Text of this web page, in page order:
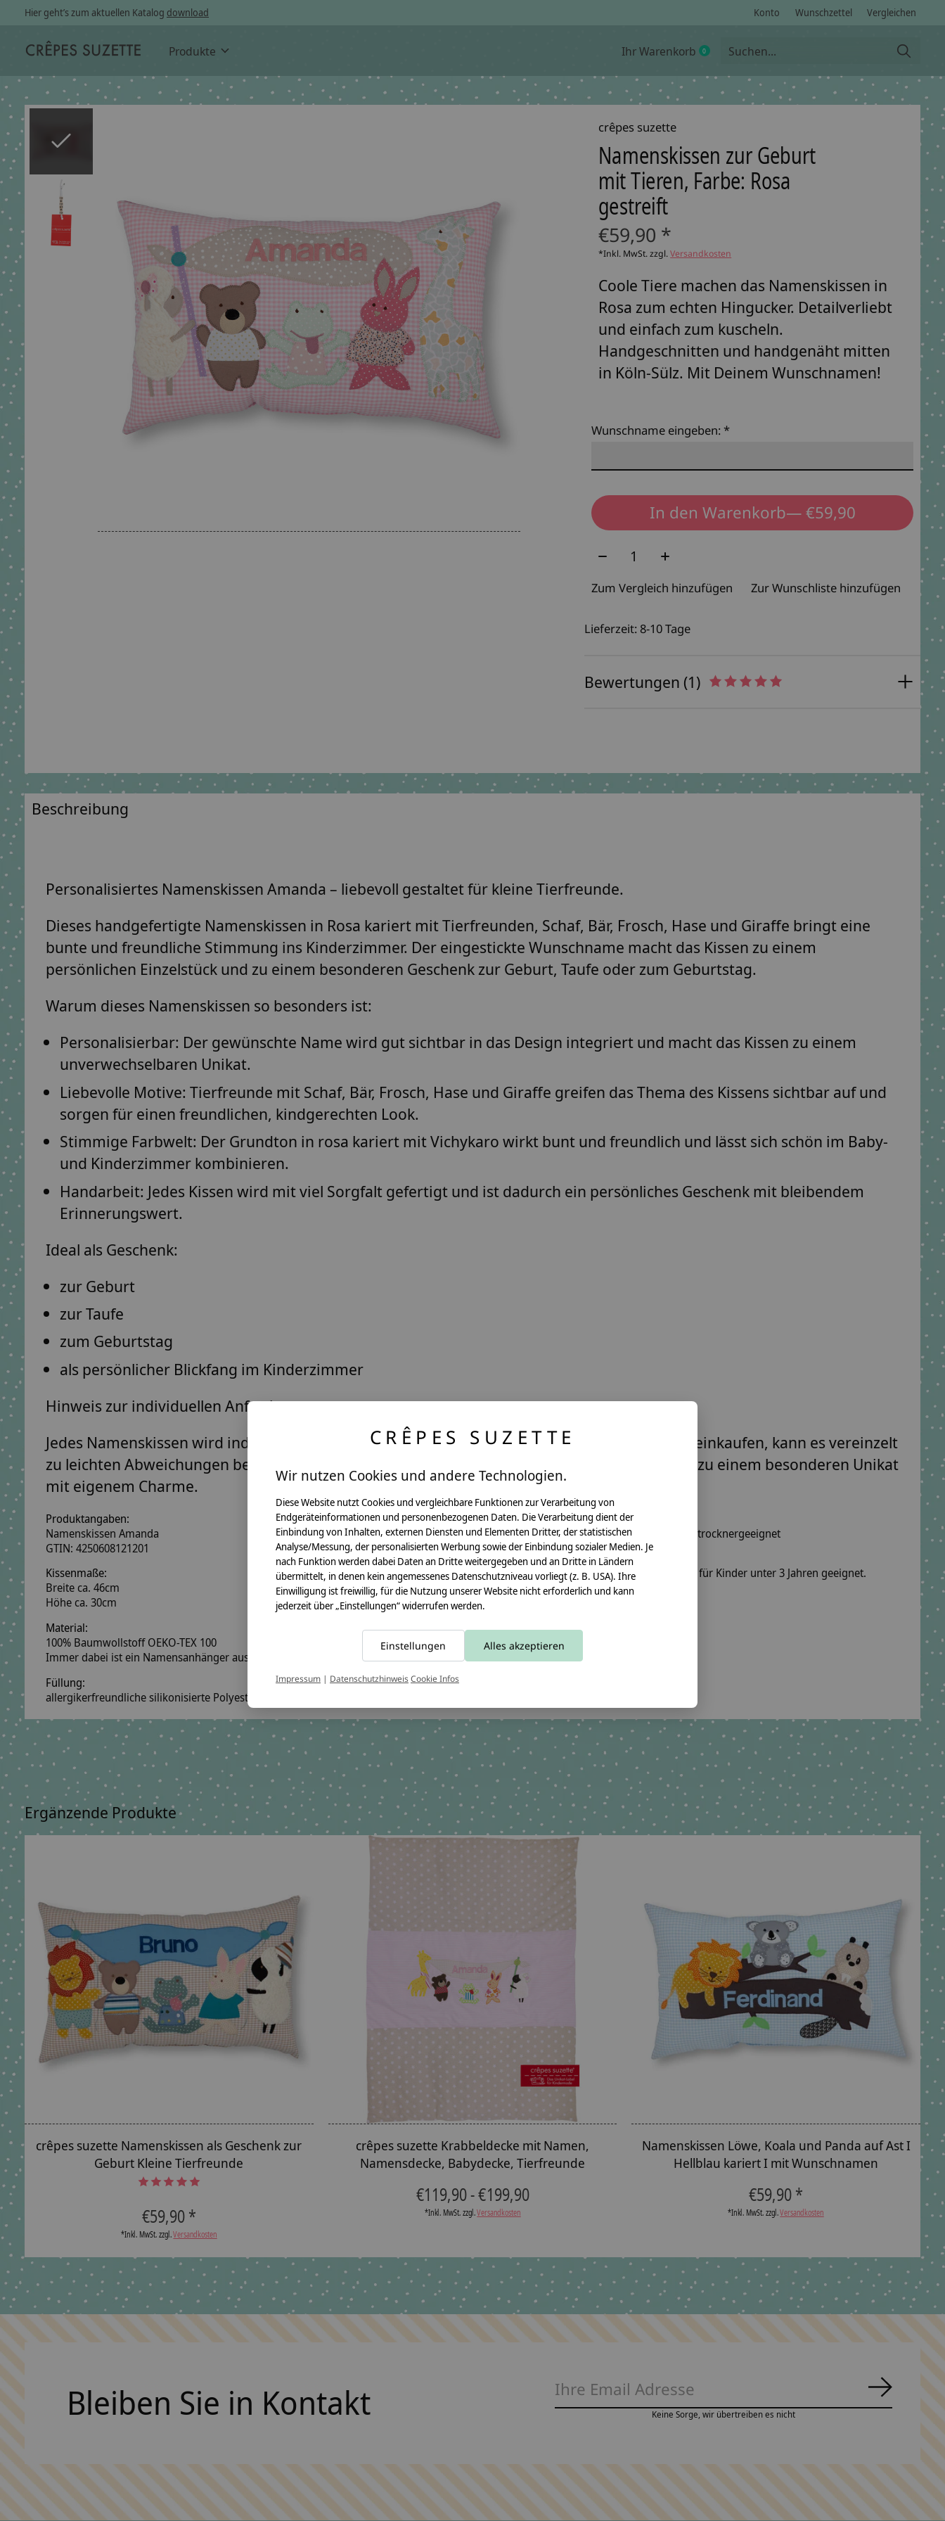
Hier geht’s zum aktuellen Katalog download Konto Wunschzettel Vergleichen
Produkte Ihr Warenkorb 0items
crêpes suzette
Namenskissen zur Geburt
mit Tieren, Farbe: Rosa
gestreift
€59,90 *
*Inkl. MwSt. zzgl.Versandkosten
Coole Tiere machen das Namenskissen in
Rosa zum echten Hingucker. Detailverliebt
und einfach zum kuscheln.
Handgeschnitten und handgenäht mitten
in Köln-Sülz. Mit Deinem Wunschnamen!
Wunschname eingeben:*
In den Warenkorb
— €59,90
Menge:
Zum Vergleich hinzufügen Zur Wunschliste hinzufügen
Lieferzeit: 8-10 Tage
Bewertungen (1) The rating of this product is
Beschreibung
Personalisiertes Namenskissen Amanda – liebevoll gestaltet für kleine Tierfreunde.
Dieses handgefertigte Namenskissen in Rosa kariert mit Tierfreunden, Schaf, Bär, Frosch, Hase und Giraffe bringt eine
bunte und freundliche Stimmung ins Kinderzimmer. Der eingestickte Wunschname macht das Kissen zu einem
persönlichen Einzelstück und zu einem besonderen Geschenk zur Geburt, Taufe oder zum Geburtstag.
Warum dieses Namenskissen so besonders ist:
Personalisierbar: Der gewünschte Name wird gut sichtbar in das Design integriert und macht das Kissen zu einem
unverwechselbaren Unikat.
Liebevolle Motive: Tierfreunde mit Schaf, Bär, Frosch, Hase und Giraffe greifen das Thema des Kissens sichtbar auf und
sorgen für einen freundlichen, kindgerechten Look.
Stimmige Farbwelt: Der Grundton in rosa kariert mit Vichykaro wirkt bunt und freundlich und lässt sich schön im Baby-
und Kinderzimmer kombinieren.
Handarbeit: Jedes Kissen wird mit viel Sorgfalt gefertigt und ist dadurch ein persönliches Geschenk mit bleibendem
Erinnerungswert.
Ideal als Geschenk:
zur Geburt
zur Taufe
zum Geburtstag
als persönlicher Blickfang im Kinderzimmer
Hinweis zur individuellen Anfertigung:
Jedes Namenskissen wird individuell für dich angefertigt. Da wir ausgewählte Stoffe saisonal einkaufen, kann es vereinzelt
zu leichten Abweichungen bei einzelnen Stoffdetails kommen. Genau das macht jedes Kissen zu einem besonderen Unikat
mit eigenem Charme.
Produktangaben:
Namenskissen Amanda
GTIN: 4250608121201
Kissenmaße:
Breite ca. 46cm
Höhe ca. 30cm
Material:
100% Baumwollstoff OEKO-TEX 100
Immer dabei ist ein Namensanhänger aus Holzwürfeln
Füllung:
allergikerfreundliche silikonisierte Polyesterfaserbällchen OEKO-TEX 100
Pflegehinweis:
Waschbar bei 30°C Schonwäsche, nicht trocknergeeignet
Sicherheitshinweise:
Die angehängten Holzwürfel sind nicht für Kinder unter 3 Jahren geeignet.
Angaben zum Hersteller:
Sülzburgstraße 108
50937 Köln
E-Mail:
info@crepes-suzette.net
Ergänzende Produkte
crêpes suzette Namenskissen als Geschenk zur
Geburt Kleine Tierfreunde
The rating of this product is5out of 5
€59,90 *
*Inkl. MwSt. zzgl.Versandkosten
crêpes suzette Krabbeldecke mit Namen,
Namensdecke, Babydecke, Tierfreunde
€119,90 - €199,90
*Inkl. MwSt. zzgl.Versandkosten
Namenskissen Löwe, Koala und Panda auf Ast I
Hellblau kariert I mit Wunschnamen
€59,90 *
*Inkl. MwSt. zzgl.Versandkosten
Bleiben Sie in Kontakt Keine Sorge, wir übertreiben es nicht
CRÊPES SUZETTE
Wir nutzen Cookies und andere Technologien.
Diese Website nutzt Cookies und vergleichbare Funktionen zur Verarbeitung von
Endgeräteinformationen und personenbezogenen Daten. Die Verarbeitung dient der
Einbindung von Inhalten, externen Diensten und Elementen Dritter, der statistischen
Analyse/Messung, der personalisierten Werbung sowie der Einbindung sozialer Medien. Je
nach Funktion werden dabei Daten an Dritte weitergegeben und an Dritte in Ländern
übermittelt, in denen kein angemessenes Datenschutzniveau vorliegt (z. B. USA). Ihre
Einwilligung ist freiwillig, für die Nutzung unserer Website nicht erforderlich und kann
jederzeit über „Einstellungen“ widerrufen werden.
Einstellungen Alles akzeptieren
Impressum | DatenschutzhinweisCookie Infos